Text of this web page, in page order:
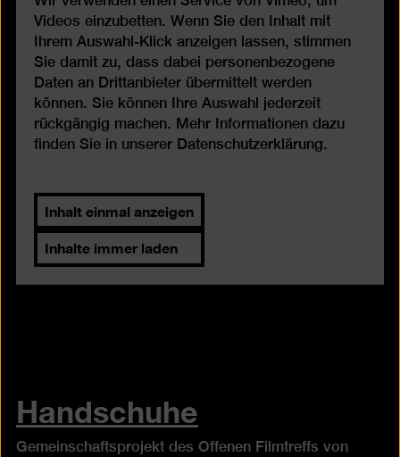
Videos einzubetten. Wenn Sie den Inhalt mit
Ihrem Auswahl-Klick anzeigen lassen, stimmen
Sie damit zu, dass dabei personenbezogene
Daten an Drittanbieter übermittelt werden
können. Sie können Ihre Auswahl jederzeit
rückgängig machen. Mehr Informationen dazu
finden Sie in unserer Datenschutzerklärung.
Inhalt einmal anzeigen
Inhalte immer laden
Handschuhe
Gemeinschaftsprojekt des Offenen Filmtreffs von